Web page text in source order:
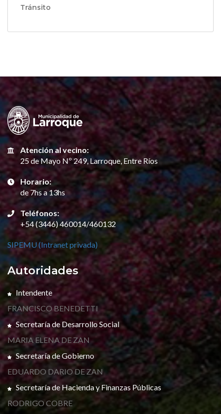
Tránsito
Atención al vecino:
25 de Mayo Nº 249, Larroque, Entre Ríos
Horario:
de 7hs a 13hs
Teléfonos:
+54 (3446) 460014/460132
SIPEMU (Intranet privada)
Autoridades
Intendente
FRANCISCO BENEDETTI
Secretaría de Desarrollo Social
MARIA ELENA DE ZAN
Secretaría de Gobierno
EDUARDO DARIO DE ZAN
Secretaría de Hacienda y Finanzas Públicas
RODRIGO COBRE